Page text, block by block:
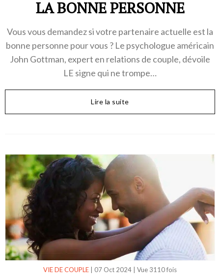
LA BONNE PERSONNE
Vous vous demandez si votre partenaire actuelle est la
bonne personne pour vous ? Le psychologue américain
John Gottman, expert en relations de couple, dévoile
LE signe qui ne trompe…
Lire la suite
VIE DE COUPLE 07 Oct 2024 Vue 3110 fois